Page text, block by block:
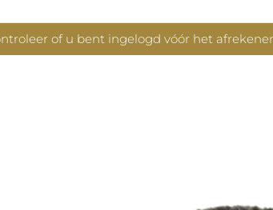
of u bent ingelogd vóór het